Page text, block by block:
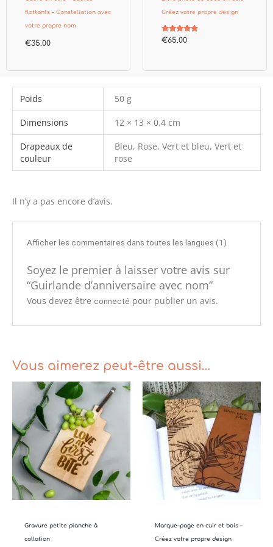
flottants – Constellation avec
votre propre nom
€35.00
Créez votre propre design
Note
€65.00
Poids 50 g
Dimensions 12 × 13 × 0.4 cm
Drapeaux de
couleur
Bleu, Rose, Vert et bleu, Vert et
rose
Il n’y a pas encore d’avis.
Afficher les commentaires dans toutes les langues (1)
Soyez le premier à laisser votre avis sur
“Guirlande d’anniversaire avec nom”
Vous devez être connecté pour publier un avis.
Vous aimerez peut-être aussi…
Gravure petite planche à
collation
Marque-page en cuir et bois –
Créez votre propre design
Plage
de
prix :
€25.00
€30.00